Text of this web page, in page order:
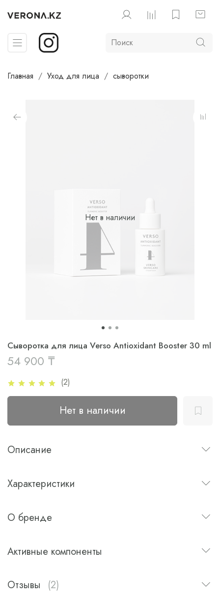
Главная Уход для лица сыворотки
Нет в наличии
(2)
Сыворотка для лица Verso Antioxidant Booster 30 ml
54 900 ₸
Нет в наличии
Описание
Характеристики
О бренде
Активные компоненты
Отзывы (2)